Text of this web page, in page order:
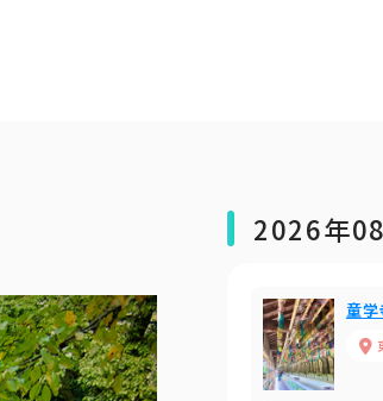
2026年
童学